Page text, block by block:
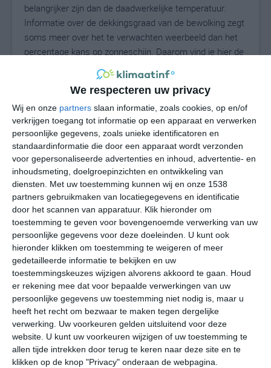
We respecteren uw privacy
Wij en onze partners slaan informatie, zoals cookies, op en/of
verkrijgen toegang tot informatie op een apparaat en verwerken
persoonlijke gegevens, zoals unieke identificatoren en
standaardinformatie die door een apparaat wordt verzonden
voor gepersonaliseerde advertenties en inhoud, advertentie- en
inhoudsmeting, doelgroepinzichten en ontwikkeling van
diensten.
Met uw toestemming kunnen wij en onze 1538
partners gebruikmaken van locatiegegevens en identificatie
door het scannen van apparatuur. Klik hieronder om
toestemming te geven voor bovengenoemde verwerking van uw
persoonlijke gegevens voor deze doeleinden. U kunt ook
hieronder klikken om toestemming te weigeren of meer
gedetailleerde informatie te bekijken en uw
toestemmingskeuzes wijzigen alvorens akkoord te gaan.
Houd
er rekening mee dat voor bepaalde verwerkingen van uw
persoonlijke gegevens uw toestemming niet nodig is, maar u
heeft het recht om bezwaar te maken tegen dergelijke
verwerking. Uw voorkeuren gelden uitsluitend voor deze
website. U kunt uw voorkeuren wijzigen of uw toestemming te
allen tijde intrekken door terug te keren naar deze site en te
klikken op de knop "Privacy" onderaan de webpagina.
belangrijker zijn dan de daadwerkelijke temperatuur.
Informatie over de dekkingsgraad van de bewolking zegt
soms meer over het te verwachten weerbeeld dan het
percentage kans op zonneschijn. Daarom vind je hier de
uitgebreide weersvoorspelling voor Almargen.
28°C
undefined
36°
ma di
37° 19°
wo
35° 21°
36°C 36°C 33°C
14:00 17:00 20:00 23:00 02:00
14:00 17:00 20:00 23:00 02:00